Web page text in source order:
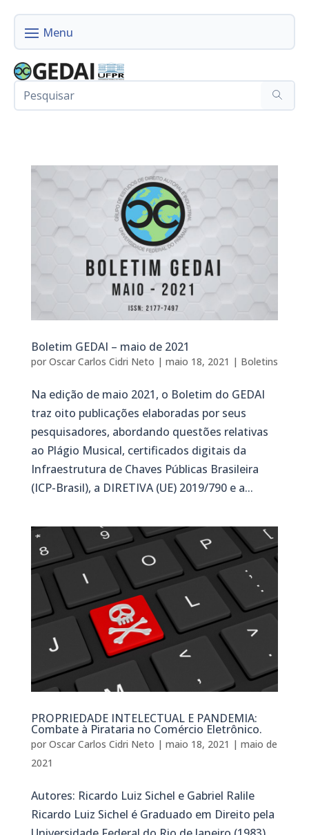
Boletim GEDAI – maio de 2021
por Oscar Carlos Cidri Neto | maio 18, 2021 | Boletins
Na edição de maio 2021, o Boletim do GEDAI
traz oito publicações elaboradas por seus
pesquisadores, abordando questões relativas
ao Plágio Musical, certificados digitais da
Infraestrutura de Chaves Públicas Brasileira
(ICP-Brasil), a DIRETIVA (UE) 2019/790 e a...
PROPRIEDADE INTELECTUAL E PANDEMIA:
Combate à Pirataria no Comércio Eletrônico.
por Oscar Carlos Cidri Neto | maio 18, 2021 | maio de
2021
Autores: Ricardo Luiz Sichel e Gabriel Ralile
Ricardo Luiz Sichel é Graduado em Direito pela